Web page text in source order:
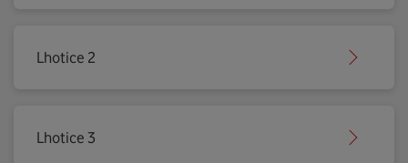
Lhotice 2
Lhotice 3